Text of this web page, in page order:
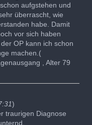
aufgstehen und
überrascht, wie
habe. Damit
vor sich haben
OP kann ich schon
machen.(
, Alter 79
)
traurigen Diagnose